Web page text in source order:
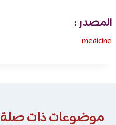
المصدر :
medicine
موضوعات ذات صلة